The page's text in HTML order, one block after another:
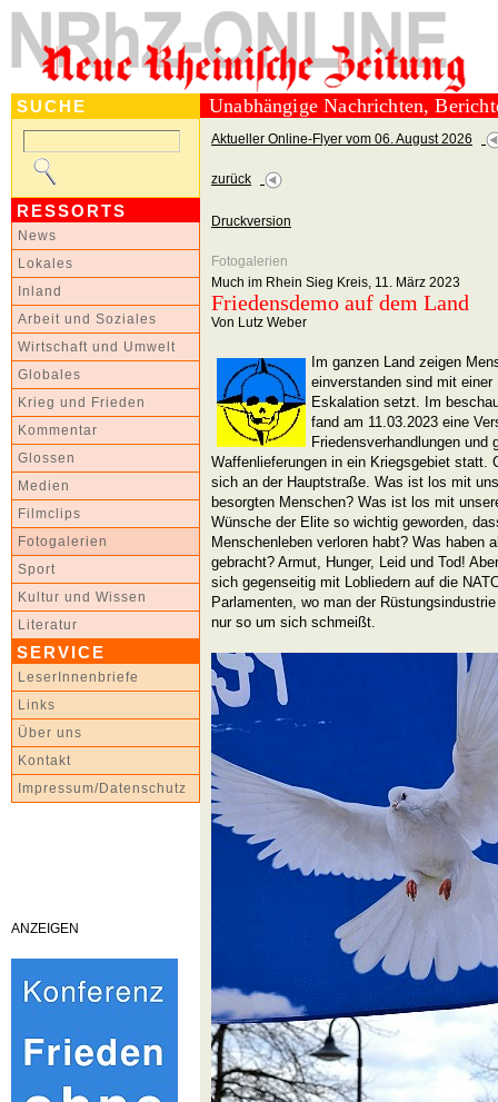
SUCHE
RESSORTS
News
Lokales
Inland
Arbeit und Soziales
Wirtschaft und Umwelt
Globales
Krieg und Frieden
Kommentar
Glossen
Medien
Filmclips
Fotogalerien
Sport
Kultur und Wissen
Literatur
SERVICE
LeserInnenbriefe
Links
Über uns
Kontakt
Impressum/Datenschutz
ANZEIGEN
Unabhängige Nachrichten,
Aktueller Online-Flyer vom 06. August 2026
zurück
Druckversion
Fotogalerien
Much im Rhein Sieg Kreis, 11. März 2023
Friedensdemo auf dem Land
Von Lutz Weber
Im ganzen Land zeigen
einverstanden sind mit
Eskalation setzt. Im
fand am 11.03.2023 eine
Friedensverhandlungen und
Waffenlieferungen in ein Kriegsgebiet statt.
sich an der Hauptstraße. Was ist los mit
besorgten Menschen? Was ist los mit
Wünsche der Elite so wichtig geworden,
Menschenleben verloren habt? Was haben
gebracht? Armut, Hunger, Leid und Tod!
sich gegenseitig mit Lobliedern auf die
Parlamenten, wo man der
nur so um sich schmeißt.